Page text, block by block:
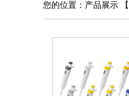
您的位置：产品展示 【